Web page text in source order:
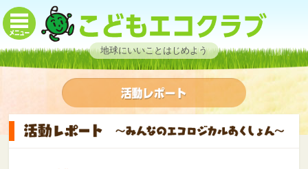
地球にいいことはじめよう